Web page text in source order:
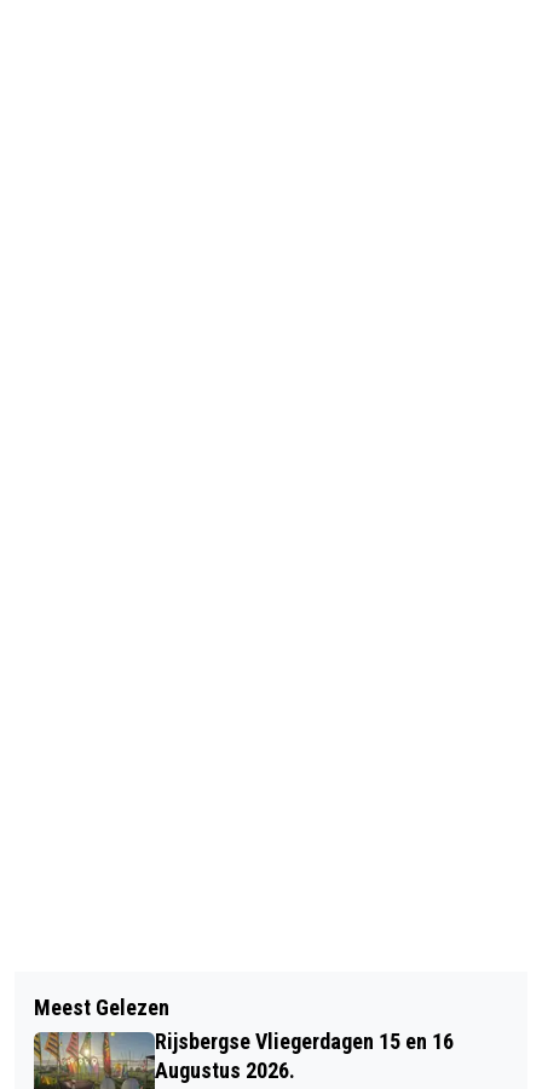
ROPARUN 2019 IN BERGEN OP ZOOM
GEMEENTE GAAT
EIKENPROCESSIERUPS IN BOMEN TE
Meest Gelezen
Rijsbergse Vliegerdagen 15 en 16
Augustus 2026.